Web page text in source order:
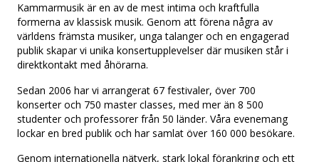
Kammarmusik är en av de mest intima och kraftfulla
formerna av klassisk musik. Genom att förena några av
världens främsta musiker, unga talanger och en engagerad
publik skapar vi unika konsertupplevelser där musiken står i
direktkontakt med åhörarna.
Sedan 2006 har vi arrangerat 67 festivaler, över 700
konserter och 750 master classes, med mer än 8 500
studenter och professorer från 50 länder. Våra evenemang
lockar en bred publik och har samlat över 160 000 besökare.
Genom internationella nätverk, stark lokal förankring och ett